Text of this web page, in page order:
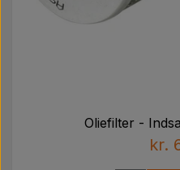
Oliefilter -
kr.